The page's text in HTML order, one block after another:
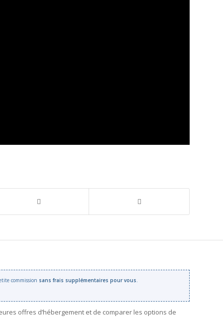
commission sans frais supplémentaires pour vous.
offres d’hébergement et de comparer les options de